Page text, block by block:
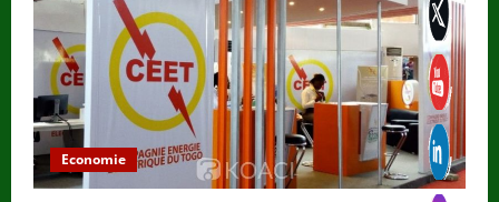
Guy
Kossi
Akpovy
:
Trois
mandats
de
confiance
la
FIFA
Economie